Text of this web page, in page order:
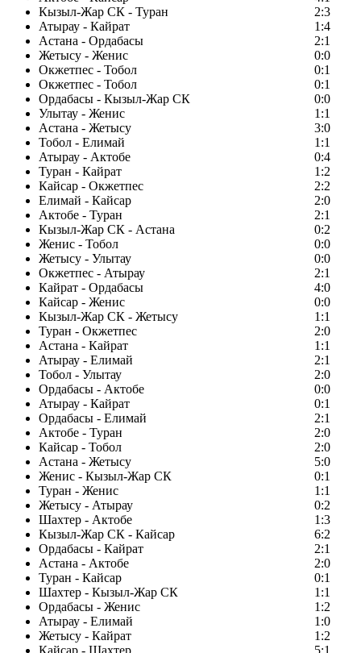
Кызыл-Жар СК - Туран
2:3
Атырау - Кайрат
1:4
Астана - Ордабасы
2:1
Жетысу - Женис
0:0
Окжетпес - Тобол
0:1
Окжетпес - Тобол
0:1
Ордабасы - Кызыл-Жар СК
0:0
Улытау - Женис
1:1
Астана - Жетысу
3:0
Тобол - Елимай
1:1
Атырау - Актобе
0:4
Туран - Кайрат
1:2
Кайсар - Окжетпес
2:2
Елимай - Кайсар
2:0
Актобе - Туран
2:1
Кызыл-Жар СК - Астана
0:2
Женис - Тобол
0:0
Жетысу - Улытау
0:0
Окжетпес - Атырау
2:1
Кайрат - Ордабасы
4:0
Кайсар - Женис
0:0
Кызыл-Жар СК - Жетысу
1:1
Туран - Окжетпес
2:0
Астана - Кайрат
1:1
Атырау - Елимай
2:1
Тобол - Улытау
2:0
Ордабасы - Актобе
0:0
Атырау - Кайрат
0:1
Ордабасы - Елимай
2:1
Актобе - Туран
2:0
Кайсар - Тобол
2:0
Астана - Жетысу
5:0
Женис - Кызыл-Жар СК
0:1
Туран - Женис
1:1
Жетысу - Атырау
0:2
Шахтер - Актобе
1:3
Кызыл-Жар СК - Кайсар
6:2
Ордабасы - Кайрат
2:1
Астана - Актобе
2:0
Туран - Кайсар
0:1
Шахтер - Кызыл-Жар СК
1:1
Ордабасы - Женис
1:2
Атырау - Елимай
1:0
Жетысу - Кайрат
1:2